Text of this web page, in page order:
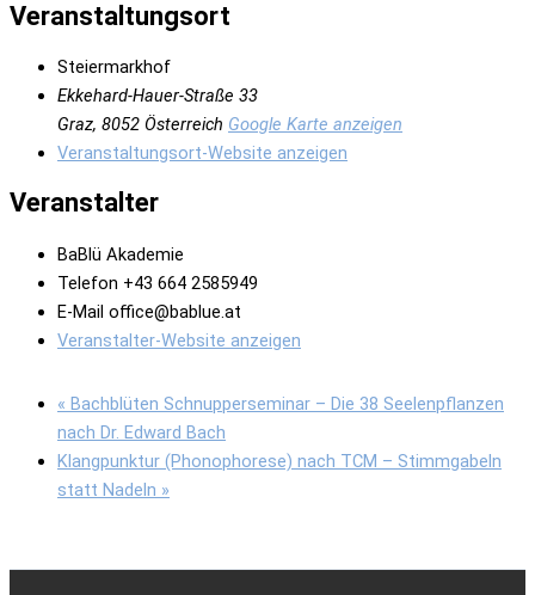
Veranstaltungsort
Steiermarkhof
Ekkehard-Hauer-Straße 33
Graz, 8052 Österreich Google Karte anzeigen
Veranstaltungsort-Website anzeigen
Veranstalter
BaBlü Akademie
Telefon +43 664 2585949
E-Mail office@bablue.at
Veranstalter-Website anzeigen
« Bachblüten Schnupperseminar – Die 38 Seelenpflanzen
nach Dr. Edward Bach
Klangpunktur (Phonophorese) nach TCM – Stimmgabeln
statt Nadeln »